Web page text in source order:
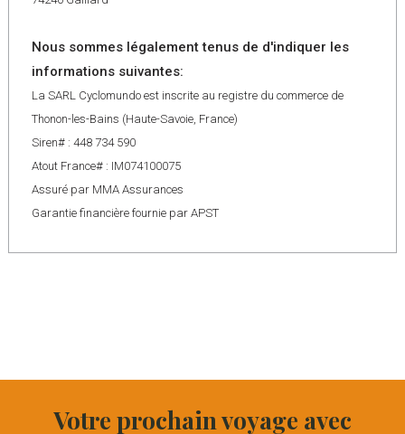
Nous sommes légalement tenus de d'indiquer les
informations suivantes:
La SARL Cyclomundo est inscrite au registre du commerce de
Thonon-les-Bains (Haute-Savoie, France)
Siren# : 448 734 590
Atout France# : IM074100075
Assuré par MMA Assurances
Garantie financière fournie par APST
Votre prochain voyage avec